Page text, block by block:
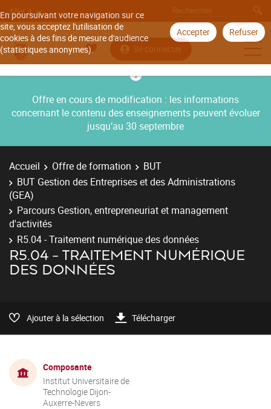
En poursuivant votre navigation sur ce
site, vous acceptez l'utilisation de
cookies à des fins de mesure d'audience
(statistiques anonymes).
Accepter Refuser
Aller à
Se connecter
Offre en cours de modification : les informations
concernant le contenu des enseignements peuvent évoluer
jusqu’au 30 septembre
Accueil Offre de formation
BUT
BUT Gestion des Entreprises et des Administrations
(GEA)
Parcours Gestion, entrepreneuriat et management
d'activités
R5.04 - Traitement numérique des données
R5.04 - TRAITEMENT NUMÉRIQUE
DES DONNÉES
Ajouter à la sélection Télécharger
Composante
Institut Universitaire de
Technologie Dijon-
Auxerre-Nevers